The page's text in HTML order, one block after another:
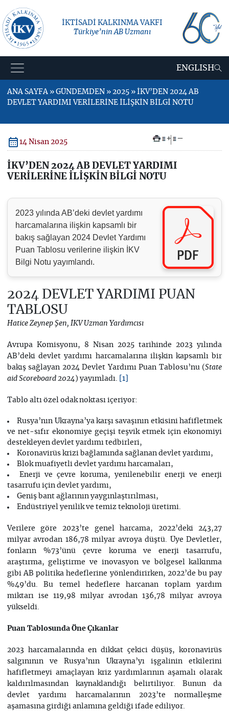
İKTİSADİ KALKINMA VAKFI
Türkiye’nin AB Uzmanı
ENGLISH
ANA SAYFA » GÜNDEMDEN » 2025 » İKV’DEN 2024 AB
DEVLET YARDIMI VERİLERİNE İLİŞKİN BİLGİ NOTU
14 Nisan 2025 + –
İKV’DEN 2024 AB DEVLET YARDIMI
VERİLERİNE İLİŞKİN BİLGİ NOTU
2023 yılında AB’deki devlet yardımı
harcamalarına ilişkin kapsamlı bir
bakış sağlayan 2024 Devlet Yardımı
Puan Tablosu verilerine ilişkin İKV
Bilgi Notu yayımlandı.
2024 DEVLET YARDIMI PUAN
TABLOSU
Hatice Zeynep Şen, İKV Uzman Yardımcısı
Avrupa Komisyonu, 8 Nisan 2025 tarihinde 2023 yılında
AB’deki devlet yardımı harcamalarına ilişkin kapsamlı bir
bakış sağlayan 2024 Devlet Yardımı Puan Tablosu’nu (State
aid Scoreboard 2024 ) yayımladı. [1]
Tablo altı özel odak noktası içeriyor:
Rusya’nın Ukrayna’ya karşı savaşının etkisini hafifletmek
ve net-sıfır ekonomiye geçişi teşvik etmek için ekonomiyi
destekleyen devlet yardımı tedbirleri,
Koronavirüs krizi bağlamında sağlanan devlet yardımı,
Blok muafiyetli devlet yardımı harcamaları,
Enerji ve çevre koruma, yenilenebilir enerji ve enerji
tasarrufu için devlet yardımı,
Geniş bant ağlarının yaygınlaştırılması,
Endüstriyel yenilik ve temiz teknoloji üretimi.
Verilere göre 2023’te genel harcama, 2022’deki 243,27
milyar avrodan 186,78 milyar avroya düştü. Üye Devletler,
fonların %73’ünü çevre koruma ve enerji tasarrufu,
araştırma, geliştirme ve inovasyon ve bölgesel kalkınma
gibi AB politika hedeflerine yönlendirirken, 2022’de bu pay
%49’du. Bu temel hedeflere harcanan toplam yardım
miktarı ise 119,98 milyar avrodan 136,78 milyar avroya
yükseldi.
Puan Tablosunda Öne Çıkanlar
2023 harcamalarında en dikkat çekici düşüş, koronavirüs
salgınının ve Rusya’nın Ukrayna’yı işgalinin etkilerini
hafifletmeyi amaçlayan kriz yardımlarının aşamalı olarak
kaldırılmasından kaynaklandığı belirtiliyor. Bunun da
devlet yardımı harcamalarının 2023’te normalleşme
aşamasına girdiği anlamına geldiği ifade ediliyor.